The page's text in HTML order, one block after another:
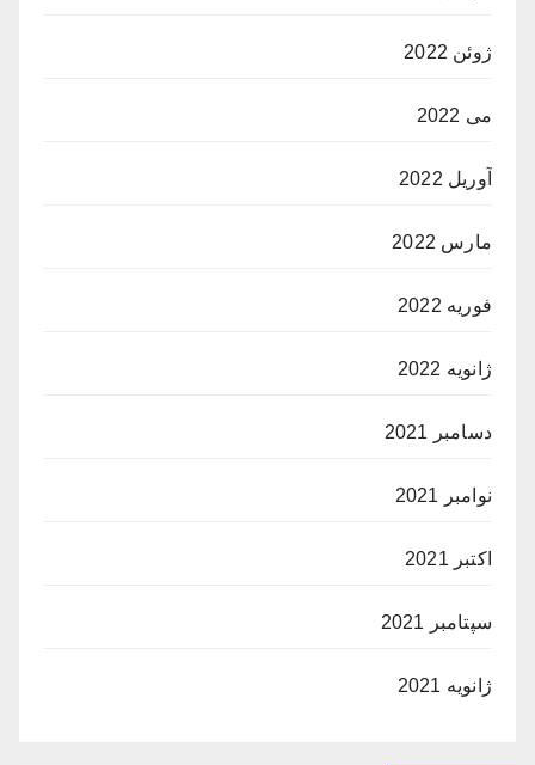
ژوئن 2022
می 2022
آوریل 2022
مارس 2022
فوریه 2022
ژانویه 2022
دسامبر 2021
نوامبر 2021
اکتبر 2021
سپتامبر 2021
ژانویه 2021